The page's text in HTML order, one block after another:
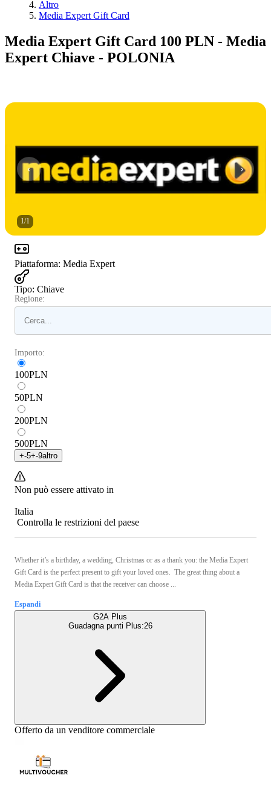
Altro
Media Expert Gift Card
Media Expert Gift Card 100 PLN - Media
Expert Chiave - POLONIA
1/1
Piattaforma: Media Expert
Tipo: Chiave
Regione:
Importo:
100PLN
50PLN
200PLN
500PLN
+-5+-9altro
Non può essere attivato in
Italia
Controlla le restrizioni del paese
Whether it’s a birthday, a wedding, Christmas or as a thank you: the Media Expert
Gift Card is the perfect present to gift your loved ones. The great thing about a
Media Expert Gift Card is that the receiver can choose ...
Espandi
G2A Plus
Guadagna punti Plus:26
Offerto da un venditore commerciale